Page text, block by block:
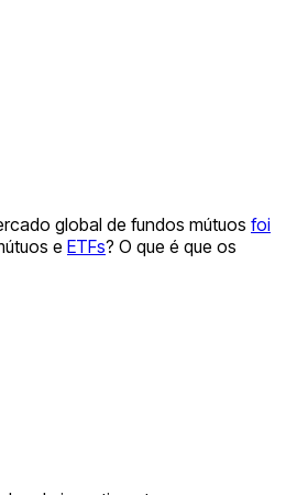
global de fundos mútuos foi
e ETFs? O que é que os